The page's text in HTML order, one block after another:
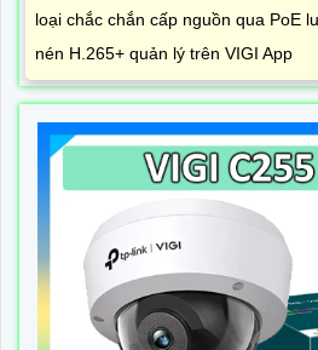
loại chắc chắn cấp nguồn qua PoE
nén H.265+ quản lý trên VIGI App